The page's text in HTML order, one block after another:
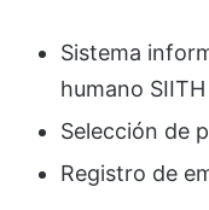
Sistema
humano SIITH
Selección de
Registro de